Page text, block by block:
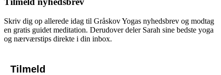
Skriv dig op allerede idag til Gråskov Yogas nyhedsbrev og modtag
en gratis guidet meditation. Derudover deler Sarah sine bedste yoga
og nærværstips direkte i din inbox.
Tilmeld